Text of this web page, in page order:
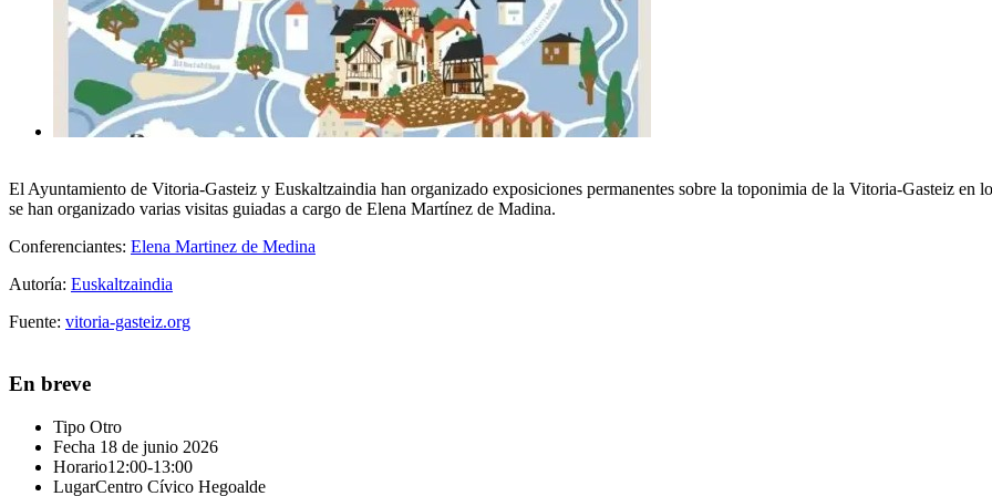
El Ayuntamiento de Vitoria-Gasteiz y Euskaltzaindia han organizado exposiciones permanentes sobre la toponimia de la Vitoria-Gasteiz en
se han organizado varias visitas guiadas a cargo de Elena Martínez de Madina.
Conferenciantes: Elena Martinez de Medina
Autoría: Euskaltzaindia
Fuente: vitoria-gasteiz.org
En breve
Tipo Otro
Fecha 18 de junio 2026
Horario12:00-13:00
LugarCentro Cívico Hegoalde